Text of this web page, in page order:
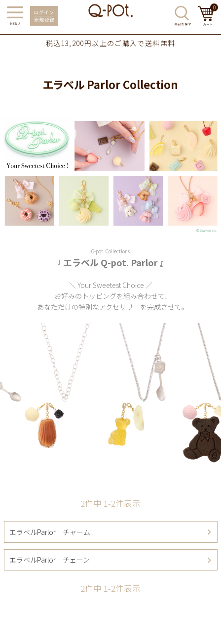
0
税込13,200円以上のご購入で送料無料
エラベル Parlor Collection
Q-pot. Collections
『 エラベル Q-pot. Parlor 』
＼ Your Sweetest Choice ／
お好みのトッピングを組み合わせて、
あなただけの特別なアクセサリーを完成させて。
2件中 1-2件表示
エラベルParlor チャーム
エラベルParlor チェーン
2件中 1-2件表示